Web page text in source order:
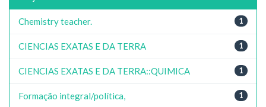
1
Chemistry teacher.
1
CIENCIAS EXATAS E DA TERRA
1
CIENCIAS EXATAS E DA TERRA::QUIMICA
1
Formação integral/política,